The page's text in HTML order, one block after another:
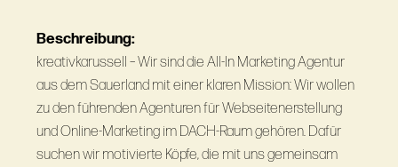
Beschreibung:
kreativkarussell – Wir sind die All-In Marketing Agentur
aus dem Sauerland mit einer klaren Mission: Wir wollen
zu den führenden Agenturen für Webseitenerstellung
und Online-Marketing im DACH-Raum gehören. Dafür
suchen wir motivierte Köpfe, die mit uns gemeinsam